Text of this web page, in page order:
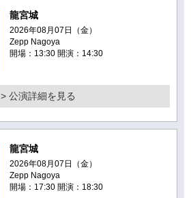
龍宮城
2026年08月07日（金）
Zepp Nagoya
開場：13:30 開演：14:30
> 公演詳細を見る
龍宮城
2026年08月07日（金）
Zepp Nagoya
開場：17:30 開演：18:30